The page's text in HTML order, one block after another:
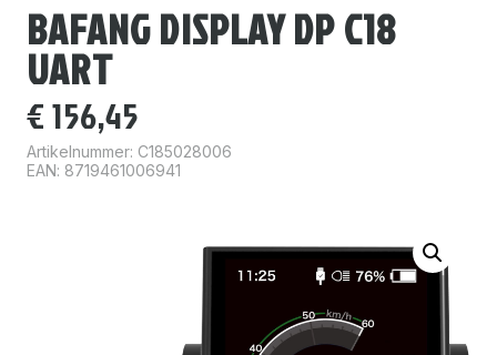
BAFANG DISPLAY DP C18
UART
€156,45
Artikelnummer: C185028006
EAN: 8719461006941